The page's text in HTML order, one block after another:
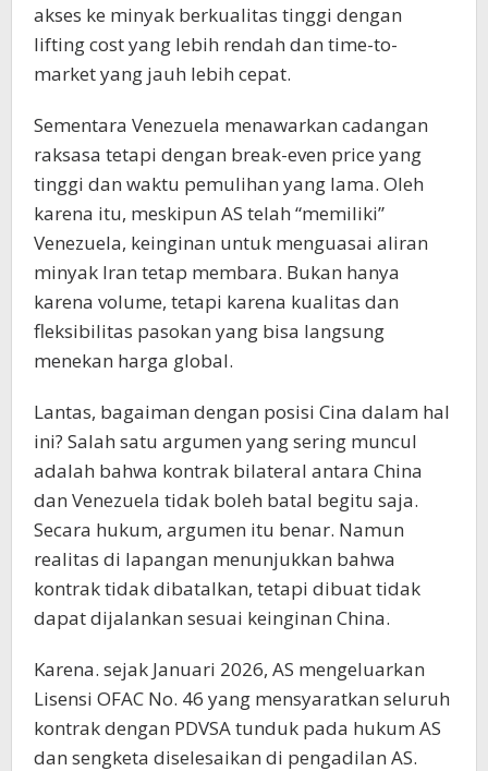
akses ke minyak berkualitas tinggi dengan
lifting cost yang lebih rendah dan time-to-
market yang jauh lebih cepat.
Sementara Venezuela menawarkan cadangan
raksasa tetapi dengan break-even price yang
tinggi dan waktu pemulihan yang lama. Oleh
karena itu, meskipun AS telah “memiliki”
Venezuela, keinginan untuk menguasai aliran
minyak Iran tetap membara. Bukan hanya
karena volume, tetapi karena kualitas dan
fleksibilitas pasokan yang bisa langsung
menekan harga global.
Lantas, bagaiman dengan posisi Cina dalam hal
ini? Salah satu argumen yang sering muncul
adalah bahwa kontrak bilateral antara China
dan Venezuela tidak boleh batal begitu saja.
Secara hukum, argumen itu benar. Namun
realitas di lapangan menunjukkan bahwa
kontrak tidak dibatalkan, tetapi dibuat tidak
dapat dijalankan sesuai keinginan China.
Karena. sejak Januari 2026, AS mengeluarkan
Lisensi OFAC No. 46 yang mensyaratkan seluruh
kontrak dengan PDVSA tunduk pada hukum AS
dan sengketa diselesaikan di pengadilan AS.